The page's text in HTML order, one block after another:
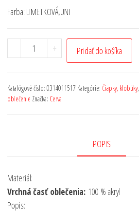
Farba: LIMETKOVÁ,UNI
- + Pridať do košíka
Katalógové číslo: 0314011517 Kategórie: Čiapky, klobúky,
oblečenie Značka: Cerva
POPIS
Materiál:
Vrchná časť oblečenia: 100 % akryl
Popis: